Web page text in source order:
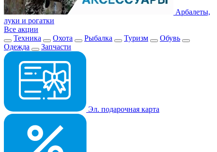
Арбалеты,
луки и рогатки
Все акции
Техника
Охота Рыбалка Туризм
Обувь
Одежда
Запчасти
Эл. подарочная карта